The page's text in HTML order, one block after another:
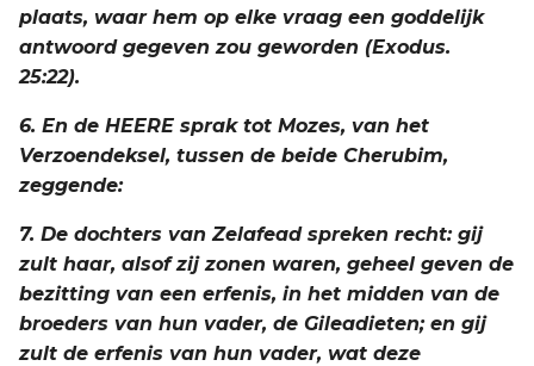
plaats, waar hem op elke vraag een goddelijk
antwoord gegeven zou geworden (Exodus.
25:22).
6. En de HEERE sprak tot Mozes, van het
Verzoendeksel, tussen de beide Cherubim,
zeggende:
7. De dochters van Zelafead spreken recht: gij
zult haar, alsof zij zonen waren, geheel geven de
bezitting van een erfenis, in het midden van de
broeders van hun vader, de Gileadieten; en gij
zult de erfenis van hun vader, wat deze